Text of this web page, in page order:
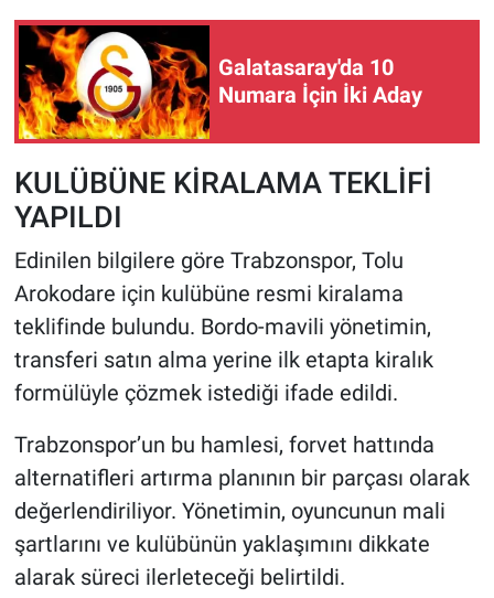
Galatasaray'da 10
Numara İçin İki Aday
KULÜBÜNE KİRALAMA TEKLİFİ
YAPILDI
Edinilen bilgilere göre Trabzonspor, Tolu
Arokodare için kulübüne resmi kiralama
teklifinde bulundu. Bordo-mavili yönetimin,
transferi satın alma yerine ilk etapta kiralık
formülüyle çözmek istediği ifade edildi.
Trabzonspor’un bu hamlesi, forvet hattında
alternatifleri artırma planının bir parçası olarak
değerlendiriliyor. Yönetimin, oyuncunun mali
şartlarını ve kulübünün yaklaşımını dikkate
alarak süreci ilerleteceği belirtildi.